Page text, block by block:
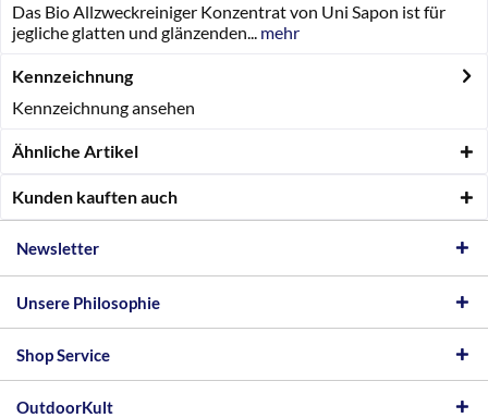
Das Bio Allzweckreiniger Konzentrat von Uni Sapon ist für
jegliche glatten und glänzenden... mehr
Kennzeichnung
Kennzeichnung ansehen
Ähnliche Artikel
Kunden kauften auch
Newsletter
Unsere Philosophie
Shop Service
OutdoorKult